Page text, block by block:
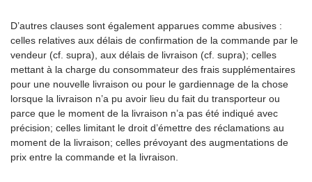
D’autres clauses sont également apparues comme abusives :
celles relatives aux délais de confirmation de la commande par le
vendeur (cf. supra), aux délais de livraison (cf. supra); celles
mettant à la charge du consommateur des frais supplémentaires
pour une nouvelle livraison ou pour le gardiennage de la chose
lorsque la livraison n’a pu avoir lieu du fait du transporteur ou
parce que le moment de la livraison n’a pas été indiqué avec
précision; celles limitant le droit d’émettre des réclamations au
moment de la livraison; celles prévoyant des augmentations de
prix entre la commande et la livraison.